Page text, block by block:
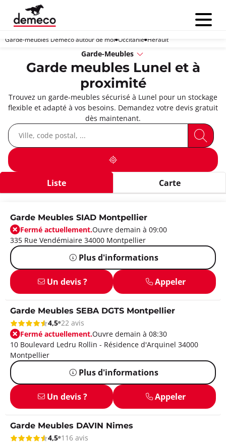
Menu
Garde-meubles Demeco autour de moi Occitanie Hérault
Garde-Meubles
Garde meubles Lunel et à
proximité
Trouvez un garde-meubles sécurisé à Lunel pour un stockage
flexible et adapté à vos besoins. Demandez votre devis gratuit
dès maintenant.
Liste Carte
Garde Meubles SIAD Montpellier
Fermé actuellement.Ouvre demain à 09:00
335 Rue Vendémiaire 34000 Montpellier
Plus d'informations
Un devis ? Appeler
Garde Meubles SEBA DGTS Montpellier
4,5 22 avis
Fermé actuellement.Ouvre demain à 08:30
10 Boulevard Ledru Rollin - Résidence d'Arquinel 34000
Montpellier
Plus d'informations
Un devis ? Appeler
Garde Meubles DAVIN Nimes
4,5 116 avis